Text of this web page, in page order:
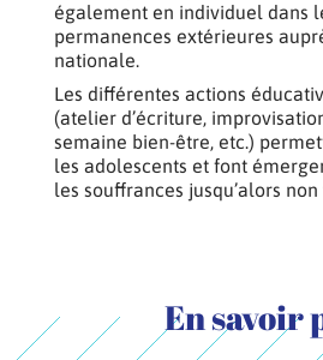
également en individuel dans
permanences extérieures
nationale.
Les différentes actions
(atelier d’écriture,
semaine bien-être, etc.)
les adolescents et font
les souffrances jusqu’alors
En savoir